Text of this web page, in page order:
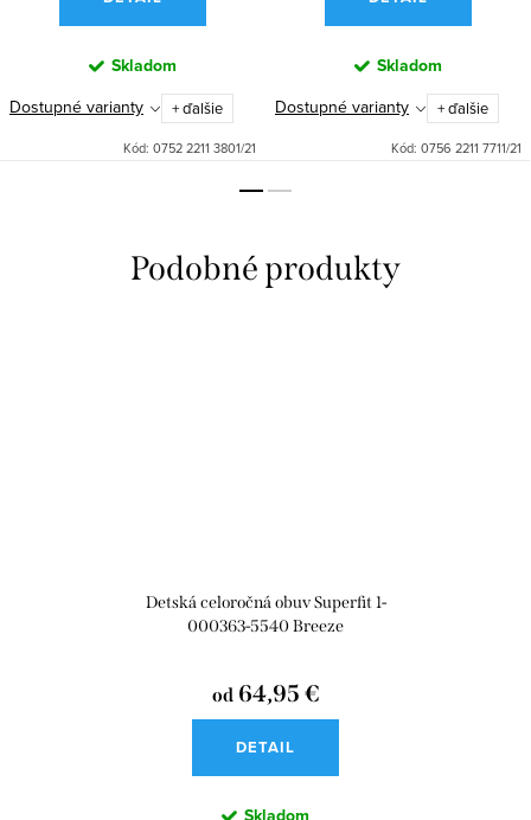
Skladom
Dostupné varianty + ďalšie
Kód: 0752 2211 3801/21
Skladom
Dostupné varianty + ďalšie
Kód: 0756 2211 7711/21
Detská celoročná obuv Superfit 1-
000363-5540 Breeze
od64,95 €
DETAIL